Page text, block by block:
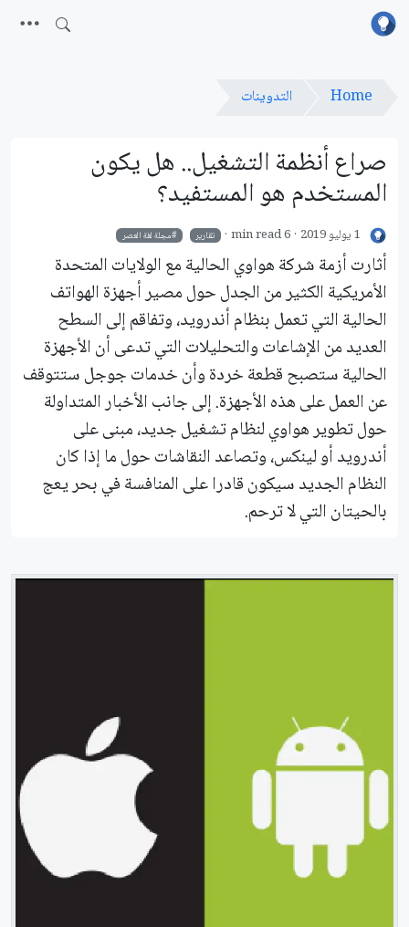
Home التدوينات
صراع أنظمة التشغيل.. هل يكون
المستخدم هو المستفيد؟
1 يوليو 2019 6 min read تقارير مجلة لغة العصر
أثارت أزمة شركة هواوي الحالية مع الولايات المتحدة
الأمريكية الكثير من الجدل حول مصير أجهزة الهواتف
الحالية التي تعمل بنظام أندرويد، وتفاقم إلى السطح
العديد من الإشاعات والتحليلات التي تدعى أن الأجهزة
الحالية ستصبح قطعة خردة وأن خدمات جوجل ستتوقف
عن العمل على هذه الأجهزة. إلى جانب الأخبار المتداولة
حول تطوير هواوي لنظام تشغيل جديد، مبنى على
أندرويد أو لينكس، وتصاعد النقاشات حول ما إذا كان
النظام الجديد سيكون قادرا على المنافسة في بحر يعج
بالحيتان التي لا ترحم.